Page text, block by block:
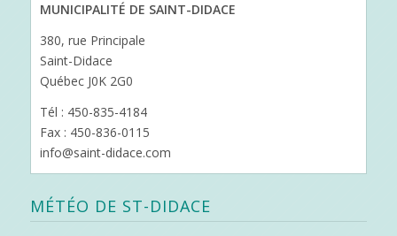
MUNICIPALITÉ DE SAINT-DIDACE
380, rue Principale
Saint-Didace
Québec J0K 2G0
Tél : 450-835-4184
Fax : 450-836-0115
info@saint-didace.com
MÉTÉO DE ST-DIDACE